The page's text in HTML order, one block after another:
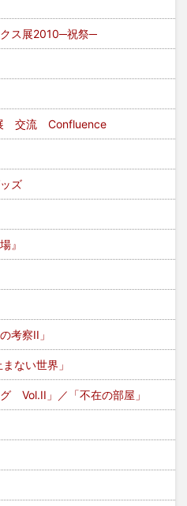
ス展2010─祝祭─
交流 Confluence
ズ
』
考察II」
ない世界」
Vol.II」／「不在の部屋」